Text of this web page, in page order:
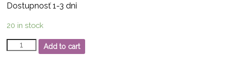
Dostupnosť 1-3 dni
20 in stock
6908
ZZ
Add to cart